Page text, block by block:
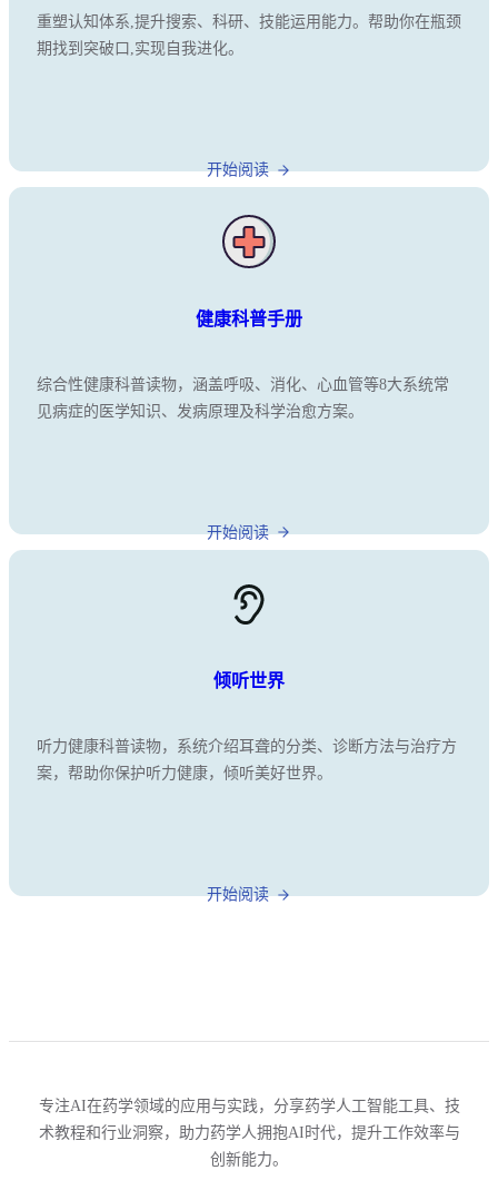
重塑认知体系,提升搜索、科研、技能运用能力。帮助你在瓶颈
期找到突破口,实现自我进化。
开始阅读
健康科普手册
综合性健康科普读物，涵盖呼吸、消化、心血管等8大系统常
见病症的医学知识、发病原理及科学治愈方案。
开始阅读
倾听世界
听力健康科普读物，系统介绍耳聋的分类、诊断方法与治疗方
案，帮助你保护听力健康，倾听美好世界。
开始阅读
专注AI在药学领域的应用与实践，分享药学人工智能工具、技
术教程和行业洞察，助力药学人拥抱AI时代，提升工作效率与
创新能力。